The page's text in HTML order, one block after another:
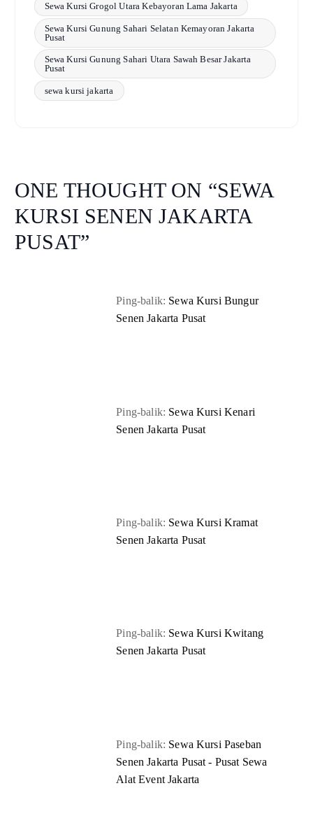
Sewa Kursi Grogol Utara Kebayoran Lama Jakarta
Sewa Kursi Gunung Sahari Selatan Kemayoran Jakarta
Pusat
Sewa Kursi Gunung Sahari Utara Sawah Besar Jakarta
Pusat
sewa kursi jakarta
ONE THOUGHT ON “SEWA
KURSI SENEN JAKARTA
PUSAT”
Ping-balik: Sewa Kursi Bungur
Senen Jakarta Pusat
Ping-balik: Sewa Kursi Kenari
Senen Jakarta Pusat
Ping-balik: Sewa Kursi Kramat
Senen Jakarta Pusat
Ping-balik: Sewa Kursi Kwitang
Senen Jakarta Pusat
Ping-balik: Sewa Kursi Paseban
Senen Jakarta Pusat - Pusat Sewa
Alat Event Jakarta